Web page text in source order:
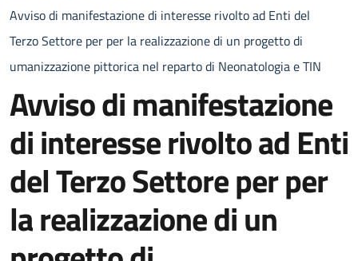
Avviso di manifestazione di interesse rivolto ad Enti del
Terzo Settore per per la realizzazione di un progetto di
umanizzazione pittorica nel reparto di Neonatologia e TIN
Avviso di manifestazione
di interesse rivolto ad Enti
del Terzo Settore per per
la realizzazione di un